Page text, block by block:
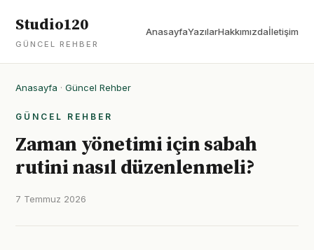
Studio120
GÜNCEL REHBER
AnasayfaYazılarHakkımızdaİletişim
Anasayfa · Güncel Rehber
GÜNCEL REHBER
Zaman yönetimi için sabah
rutini nasıl düzenlenmeli?
7 Temmuz 2026